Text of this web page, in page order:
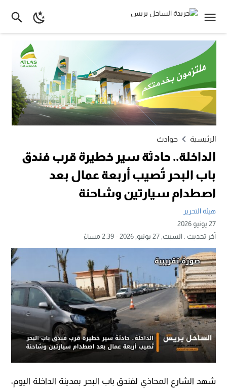
الرئيسية حوادث
الداخلة.. حادثة سير خطيرة قرب فندق
باب البحر تُصيب أربعة عمال بعد
اصطدام سيارتين وشاحنة
هيئة التحرير
27 يونيو 2026
آخر تحديث :السبت, 27 يونيو, 2026 - 2:39 مساءً
شهد الشارع المحاذي لفندق باب البحر بمدينة الداخلة اليوم،